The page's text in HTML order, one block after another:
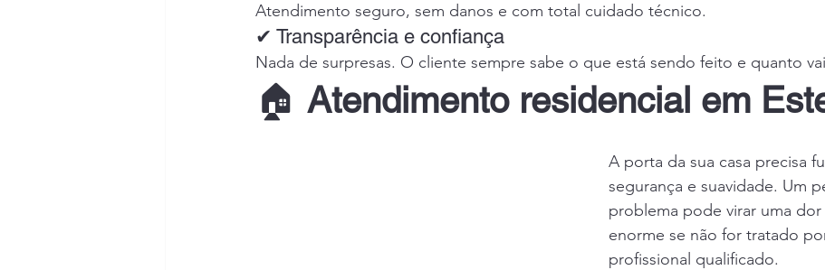
Atendimento seguro, sem danos e com total cuidado técnico.
✔ Transparência e confiança
Nada de surpresas. O cliente sempre sabe o que está sendo feito e quanto
🏠 Atendimento residencial em
A porta da sua casa precisa
segurança e suavidade. Um
problema pode virar uma
enorme se não for tratado
profissional qualificado.